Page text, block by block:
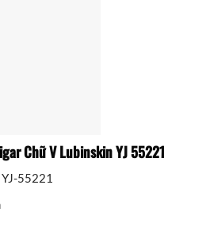
Chữ V Lubinskin YJ 55221
55221